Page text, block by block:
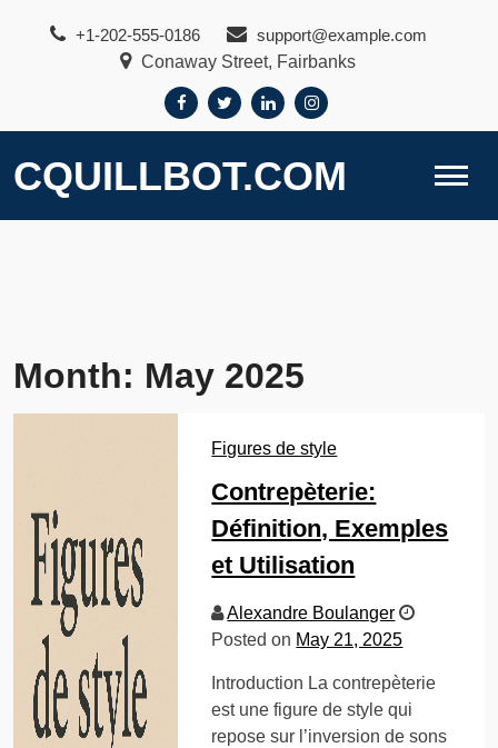
+1-202-555-0186
support@example.com
Conaway Street, Fairbanks
CQUILLBOT.COM
Month: May 2025
Figures de style
Contrepèterie:
Définition, Exemples
et Utilisation
Alexandre Boulanger
Posted on May 21, 2025
Introduction La contrepèterie
est une figure de style qui
repose sur l’inversion de sons